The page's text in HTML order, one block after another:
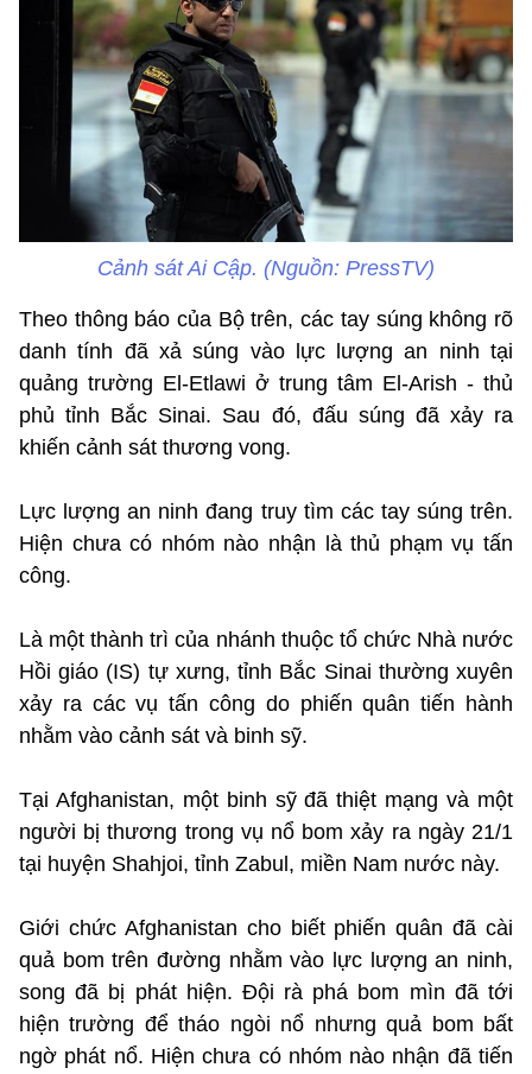
Cảnh sát Ai Cập. (Nguồn: PressTV)
Theo thông báo của Bộ trên, các tay súng không rõ
danh tính đã xả súng vào lực lượng an ninh tại
quảng trường El-Etlawi ở trung tâm El-Arish - thủ
phủ tỉnh Bắc Sinai. Sau đó, đấu súng đã xảy ra
khiến cảnh sát thương vong.
Lực lượng an ninh đang truy tìm các tay súng trên.
Hiện chưa có nhóm nào nhận là thủ phạm vụ tấn
công.
Là một thành trì của nhánh thuộc tổ chức Nhà nước
Hồi giáo (IS) tự xưng, tỉnh Bắc Sinai thường xuyên
xảy ra các vụ tấn công do phiến quân tiến hành
nhằm vào cảnh sát và binh sỹ.
Tại Afghanistan, một binh sỹ đã thiệt mạng và một
người bị thương trong vụ nổ bom xảy ra ngày 21/1
tại huyện Shahjoi, tỉnh Zabul, miền Nam nước này.
Giới chức Afghanistan cho biết phiến quân đã cài
quả bom trên đường nhằm vào lực lượng an ninh,
song đã bị phát hiện. Đội rà phá bom mìn đã tới
hiện trường để tháo ngòi nổ nhưng quả bom bất
ngờ phát nổ. Hiện chưa có nhóm nào nhận đã tiến